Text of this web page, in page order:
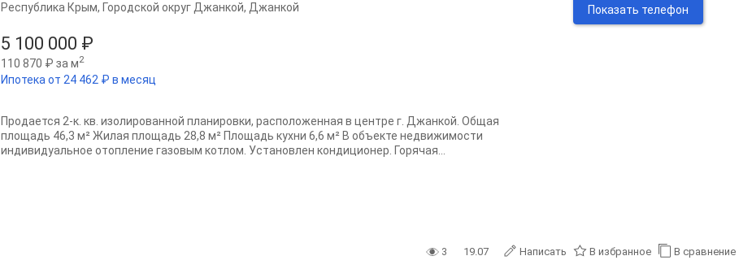
5 100 000 ₽
110 870 ₽ за м2
Ипотека от 24 462 ₽ в месяц
Республика Крым, Городской округ Джанкой, Джанкой
Продается 2-к. кв. изолированной планировки, расположенная в центре г. Джанкой. Общая
площадь 46,3 м² Жилая площадь 28,8 м² Площадь кухни 6,6 м² В объекте недвижимости
индивидуальное отопление газовым котлом. Установлен кондиционер. Горячая...
Показать телефон
3 19.07 Написать В избранное В сравнение